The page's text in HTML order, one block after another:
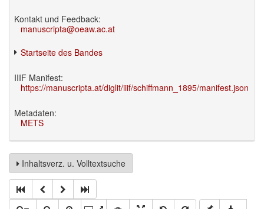
Kontakt und Feedback:
manuscripta@oeaw.ac.at
Startseite des Bandes
IIIF Manifest:
https://manuscripta.at/diglit/iiif/schiffmann_1895/manifest.json
Metadaten:
METS
Inhaltsverz. u. Volltextsuche